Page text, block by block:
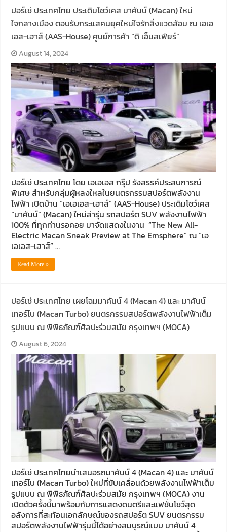
ปอร์เช่ ประเทศไทย ประเดิมโชว์เคส มาคันน์ (Macan) ใหม่
ใจกลางเมือง ตอบรับกระแสคนยุคใหม่ใจรักสิ่งแวดล้อม ณ เอเอ
เอส-เฮาส์ (AAS-House) ศูนย์การค้า “ดิ เอ็มสเฟียร์”
August 14, 2024
ปอร์เช่ ประเทศไทย โดย เอเอเอส กรุ๊ป รังสรรค์ประสบการณ์
พิเศษ สำหรับกลุ่มผู้หลงใหลในยนตรกรรมสปอร์ตพลังงาน
ไฟฟ้า เปิดบ้าน “เอเอเอส-เฮาส์” (AAS-House) ประเดิมโชว์เคส
“มาคันน์” (Macan) ใหม่ล่ารุ่น รถสปอร์ต SUV พลังงานไฟฟ้า
100% ที่ทุกท่านรอคอย มาจัดแสดงในงาน “The New All-
Electric Macan Sneak Preview at The Emsphere” ณ “เอ
เอเอส-เฮาส์” …
Read More »
ปอร์เช่ ประเทศไทย เผยโฉมมาคันน์ 4 (Macan 4) และ มาคันน์
เทอร์โบ (Macan Turbo) ยนตรกรรมสปอร์ตพลังงานไฟฟ้าเต็ม
รูปแบบ ณ พิพิธภัณฑ์ศิลปะร่วมสมัย กรุงเทพฯ (MOCA)
August 6, 2024
ปอร์เช่ ประเทศไทยนำเสนอรถมาคันน์ 4 (Macan 4) และ มาคันน์
เทอร์โบ (Macan Turbo) ใหม่ที่ขับเคลื่อนด้วยพลังงานไฟฟ้าเต็ม
รูปแบบ ณ พิพิธภัณฑ์ศิลปะร่วมสมัย กรุงเทพฯ (MOCA) งาน
เปิดตัวครั้งนี้มาพร้อมกับการแสดงดนตรีและแฟชั่นโชว์สุด
อลังการที่สะท้อนเอกลักษณ์ของรถสปอร์ต SUV ยนตรกรรม
สปอร์ตพลังงานไฟฟ้ารุ่นนี้ได้อย่างสมบูรณ์แบบ มาคันน์ 4